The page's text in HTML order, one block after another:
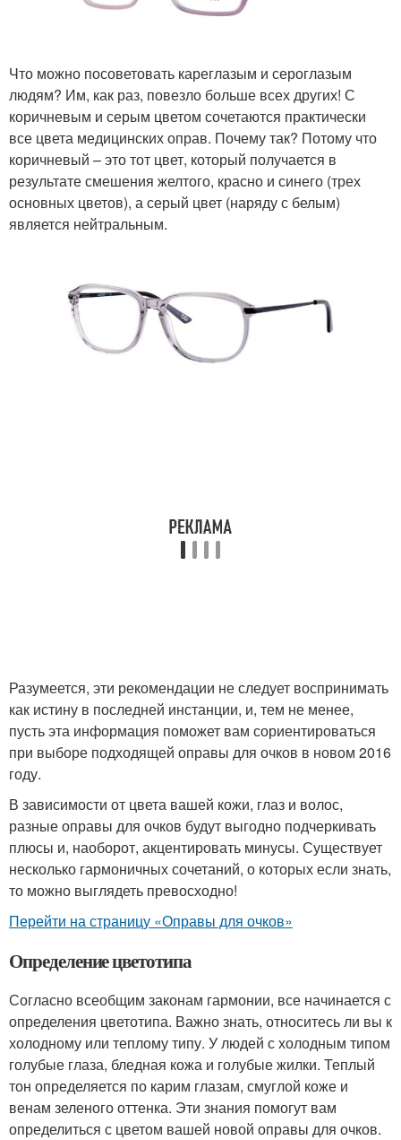
Что можно посоветовать кареглазым и сероглазым
людям? Им, как раз, повезло больше всех других! С
коричневым и серым цветом сочетаются практически
все цвета медицинских оправ. Почему так? Потому что
коричневый – это тот цвет, который получается в
результате смешения желтого, красно и синего (трех
основных цветов), а серый цвет (наряду с белым)
является нейтральным.
Разумеется, эти рекомендации не следует воспринимать
как истину в последней инстанции, и, тем не менее,
пусть эта информация поможет вам сориентироваться
при выборе подходящей оправы для очков в новом 2016
году.
В зависимости от цвета вашей кожи, глаз и волос,
разные оправы для очков будут выгодно подчеркивать
плюсы и, наоборот, акцентировать минусы. Существует
несколько гармоничных сочетаний, о которых если знать,
то можно выглядеть превосходно!
Перейти на страницу «Оправы для очков»
Определение цветотипа
Согласно всеобщим законам гармонии, все начинается с
определения цветотипа. Важно знать, относитесь ли вы к
холодному или теплому типу. У людей с холодным типом
голубые глаза, бледная кожа и голубые жилки. Теплый
тон определяется по карим глазам, смуглой коже и
венам зеленого оттенка. Эти знания помогут вам
определиться с цветом вашей новой оправы для очков.